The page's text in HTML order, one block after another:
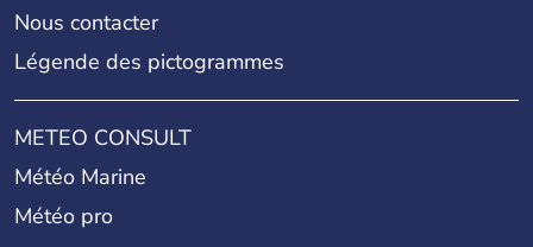
Nous contacter
Légende des pictogrammes
METEO CONSULT
Météo Marine
Météo pro